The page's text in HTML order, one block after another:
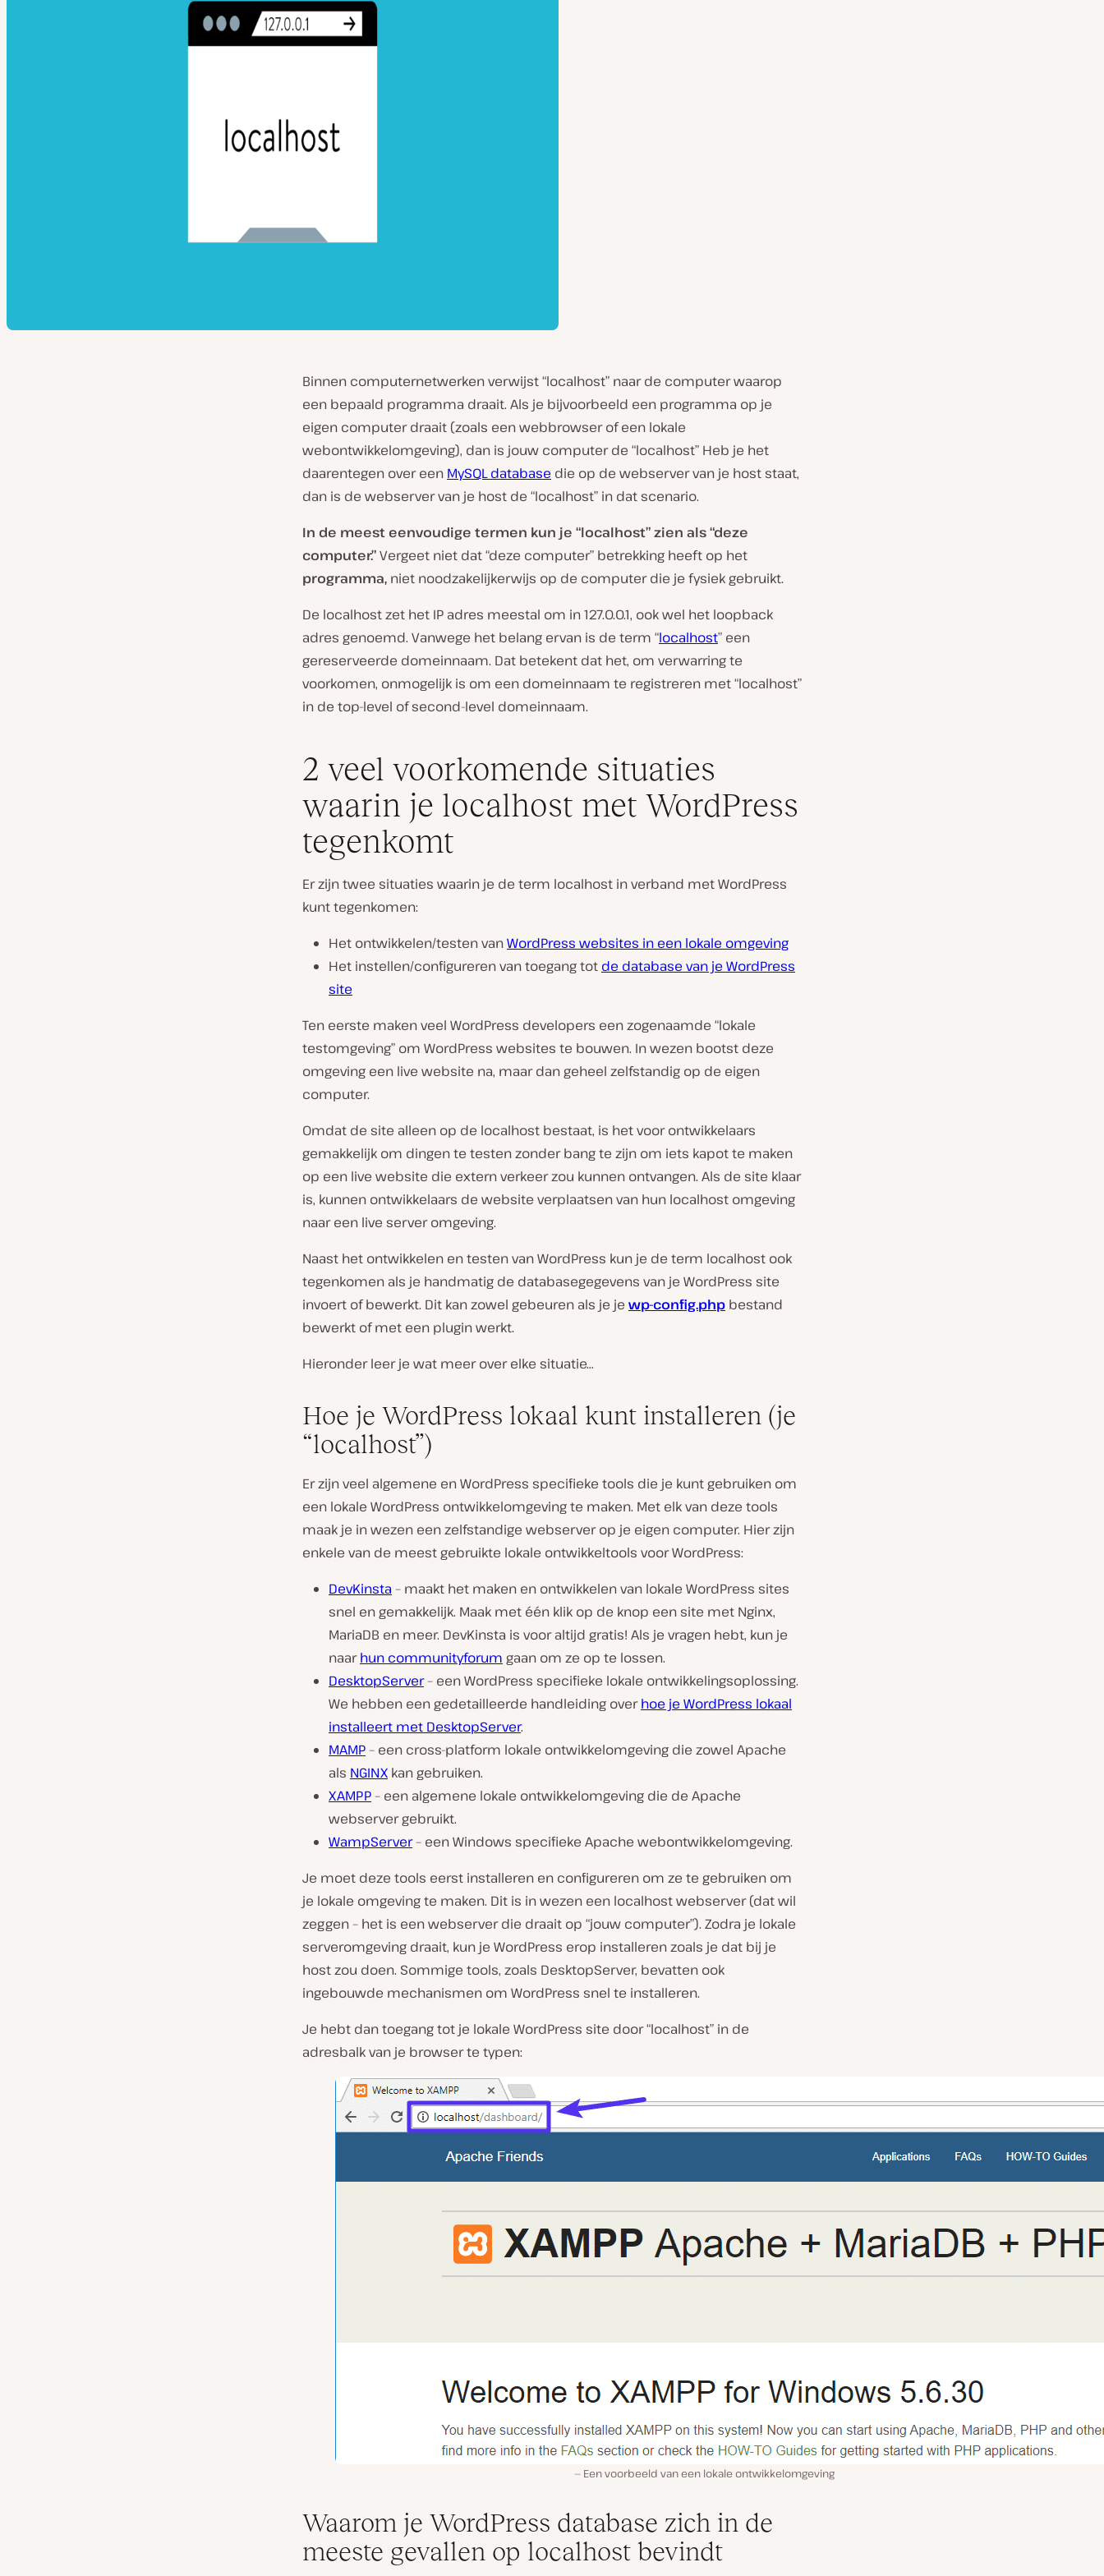
Binnen computernetwerken verwijst “localhost” naar de computer waarop
een bepaald programma draait. Als je bijvoorbeeld een programma op je
eigen computer draait (zoals een webbrowser of een lokale
webontwikkelomgeving), dan is jouw computer de “localhost” Heb je het
daarentegen over een MySQL database die op de webserver van je host staat,
dan is de webserver van je host de “localhost” in dat scenario.
In de meest eenvoudige termen kun je “localhost” zien als “deze
computer.”Vergeet niet dat “deze computer” betrekking heeft op het
programma, niet noodzakelijkerwijs op de computer die je fysiek gebruikt.
De localhost zet het IP adres meestal om in 127.0.0.1, ook wel het loopback
adres genoemd. Vanwege het belang ervan is de term “localhost” een
gereserveerde domeinnaam. Dat betekent dat het, om verwarring te
voorkomen, onmogelijk is om een domeinnaam te registreren met “localhost”
in de top-level of second-level domeinnaam.
2 veel voorkomende situaties
waarin je localhost met WordPress
tegenkomt
Er zijn twee situaties waarin je de term localhost in verband met WordPress
kunt tegenkomen:
Het ontwikkelen/testen vanWordPress websites in een lokale omgeving
Het instellen/configureren van toegang tot de database van je WordPress
site
Ten eerste maken veel WordPress developers een zogenaamde “lokale
testomgeving” om WordPress websites te bouwen. In wezen bootst deze
omgeving een live website na, maar dan geheel zelfstandig op de eigen
computer.
Omdat de site alleen op de localhost bestaat, is het voor ontwikkelaars
gemakkelijk om dingen te testen zonder bang te zijn om iets kapot te maken
op een live website die extern verkeer zou kunnen ontvangen. Als de site klaar
is, kunnen ontwikkelaars de website verplaatsen van hun localhost omgeving
naar een live server omgeving.
Naast het ontwikkelen en testen van WordPress kun je de term localhost ook
tegenkomen als je handmatig de databasegegevens van je WordPress site
invoert of bewerkt. Dit kan zowel gebeuren als je je wp-config.php bestand
bewerkt of met een plugin werkt.
Hieronder leer je wat meer over elke situatie…
Hoe je WordPress lokaal kunt installeren (je
“localhost”)
Er zijn veel algemene en WordPress specifieke tools die je kunt gebruiken om
een lokale WordPress ontwikkelomgeving te maken. Met elk van deze tools
maak je in wezen een zelfstandige webserver op je eigen computer. Hier zijn
enkele van de meest gebruikte lokale ontwikkeltools voor WordPress:
DevKinsta– maakt het maken en ontwikkelen van lokale WordPress sites
snel en gemakkelijk. Maak met één klik op de knop een site met Nginx,
MariaDB en meer. DevKinsta is voor altijd gratis! Als je vragen hebt, kun je
naarhun communityforum gaan om ze op te lossen.
DesktopServer– een WordPress specifieke lokale ontwikkelingsoplossing.
We hebben een gedetailleerde handleiding overhoe je WordPress lokaal
installeert met DesktopServer.
MAMP– een cross-platform lokale ontwikkelomgeving die zowel Apache
als NGINX kan gebruiken.
XAMPP– een algemene lokale ontwikkelomgeving die de Apache
webserver gebruikt.
WampServer– een Windows specifieke Apache webontwikkelomgeving.
Je moet deze tools eerst installeren en configureren om ze te gebruiken om
je lokale omgeving te maken. Dit is in wezen een localhost webserver (dat wil
zeggen – het is een webserver die draait op “jouw computer”). Zodra je lokale
serveromgeving draait, kun je WordPress erop installeren zoals je dat bij je
host zou doen. Sommige tools, zoals DesktopServer, bevatten ook
ingebouwde mechanismen om WordPress snel te installeren.
Je hebt dan toegang tot je lokale WordPress site door “localhost” in de
adresbalk van je browser te typen:
Een voorbeeld van een lokale ontwikkelomgeving
Waarom je WordPress database zich in de
meeste gevallen op localhost bevindt